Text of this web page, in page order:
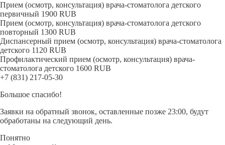
Прием (осмотр, консультация) врача-стоматолога детского
первичный 1900 RUB
Прием (осмотр, консультация) врача-стоматолога детского
повторный 1300 RUB
Диспансерный прием (осмотр, консультация) врача-стоматолога
детского 1120 RUB
Профилактический прием (осмотр, консультация) врача-
стоматолога детского 1600 RUB
+7 (831) 217-05-30
Большое спасибо!
Заявки на обратный звонок, оставленные позже 23:00, будут
обработаны на следующий день.
Понятно